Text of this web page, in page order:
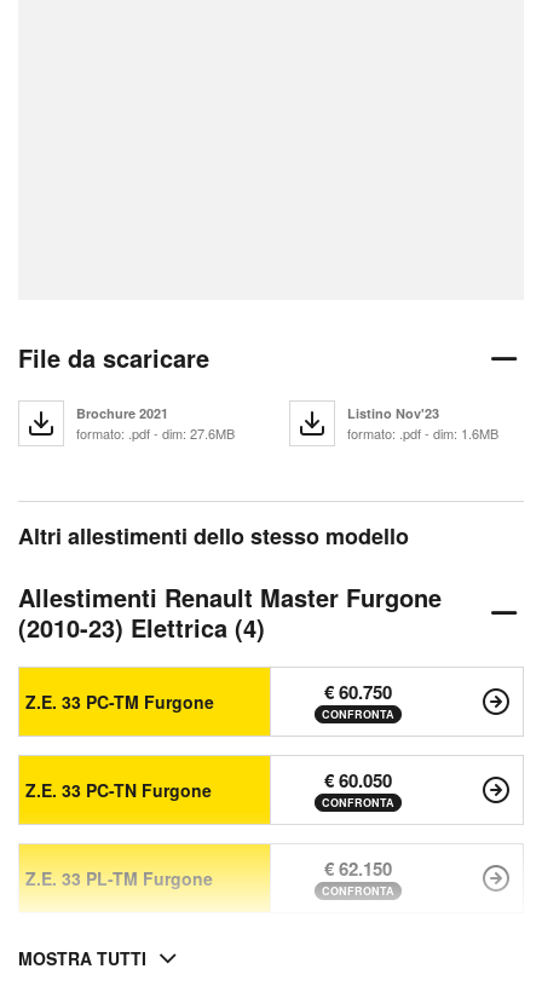
File da scaricare
Brochure 2021
formato: .pdf - dim: 27.6MB
Listino Nov'23
formato: .pdf - dim: 1.6MB
Altri allestimenti dello stesso modello
Allestimenti Renault Master Furgone
(2010-23) Elettrica (4)
Z.E. 33 PC-TM Furgone € 60.750
CONFRONTA
Z.E. 33 PC-TN Furgone € 60.050
CONFRONTA
Z.E. 33 PL-TM Furgone € 62.150
CONFRONTA
MOSTRA TUTTI